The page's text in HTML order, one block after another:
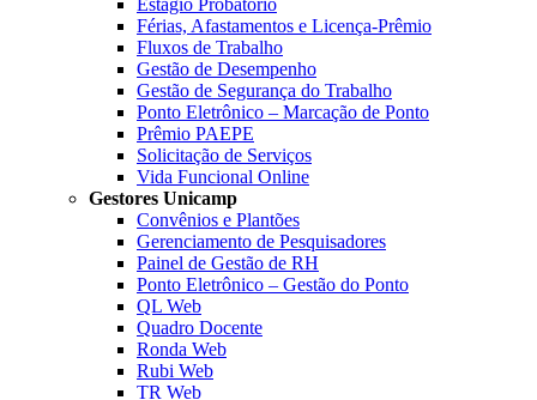
Estágio Probatório
Férias, Afastamentos e Licença-Prêmio
Fluxos de Trabalho
Gestão de Desempenho
Gestão de Segurança do Trabalho
Ponto Eletrônico – Marcação de Ponto
Prêmio PAEPE
Solicitação de Serviços
Vida Funcional Online
Gestores Unicamp
Convênios e Plantões
Gerenciamento de Pesquisadores
Painel de Gestão de RH
Ponto Eletrônico – Gestão do Ponto
QL Web
Quadro Docente
Ronda Web
Rubi Web
TR Web